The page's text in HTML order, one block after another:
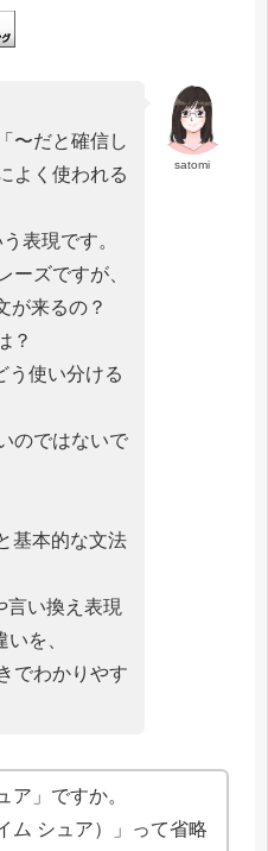
satomi
〜だと確信し
よく使われる
表現です。
ーズですが、
が来るの？
？
う使い分ける
のではないで
基本的な文法
言い換え表現
いを、
でわかりやす
ア」ですか。
ム シュア）」って省略